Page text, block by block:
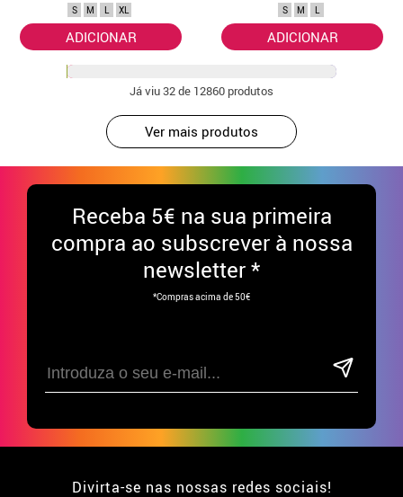
S M L XL
ADICIONAR
S M L
ADICIONAR
Já viu32de 12860 produtos
Ver mais produtos
Receba 5€ na sua primeira
compra ao subscrever à nossa
newsletter *
*Compras acima de 50€
Divirta-se nas nossas redes sociais!